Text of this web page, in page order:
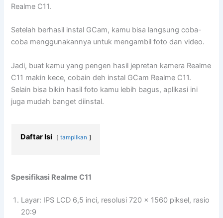
Realme C11.
Setelah berhasil instal GCam, kamu bisa langsung coba-
coba menggunakannya untuk mengambil foto dan video.
Jadi, buat kamu yang pengen hasil jepretan kamera Realme
C11 makin kece, cobain deh instal GCam Realme C11.
Selain bisa bikin hasil foto kamu lebih bagus, aplikasi ini
juga mudah banget diinstal.
Daftar Isi tampilkan
Spesifikasi Realme C11
Layar: IPS LCD 6,5 inci, resolusi 720 x 1560 piksel, rasio
20:9